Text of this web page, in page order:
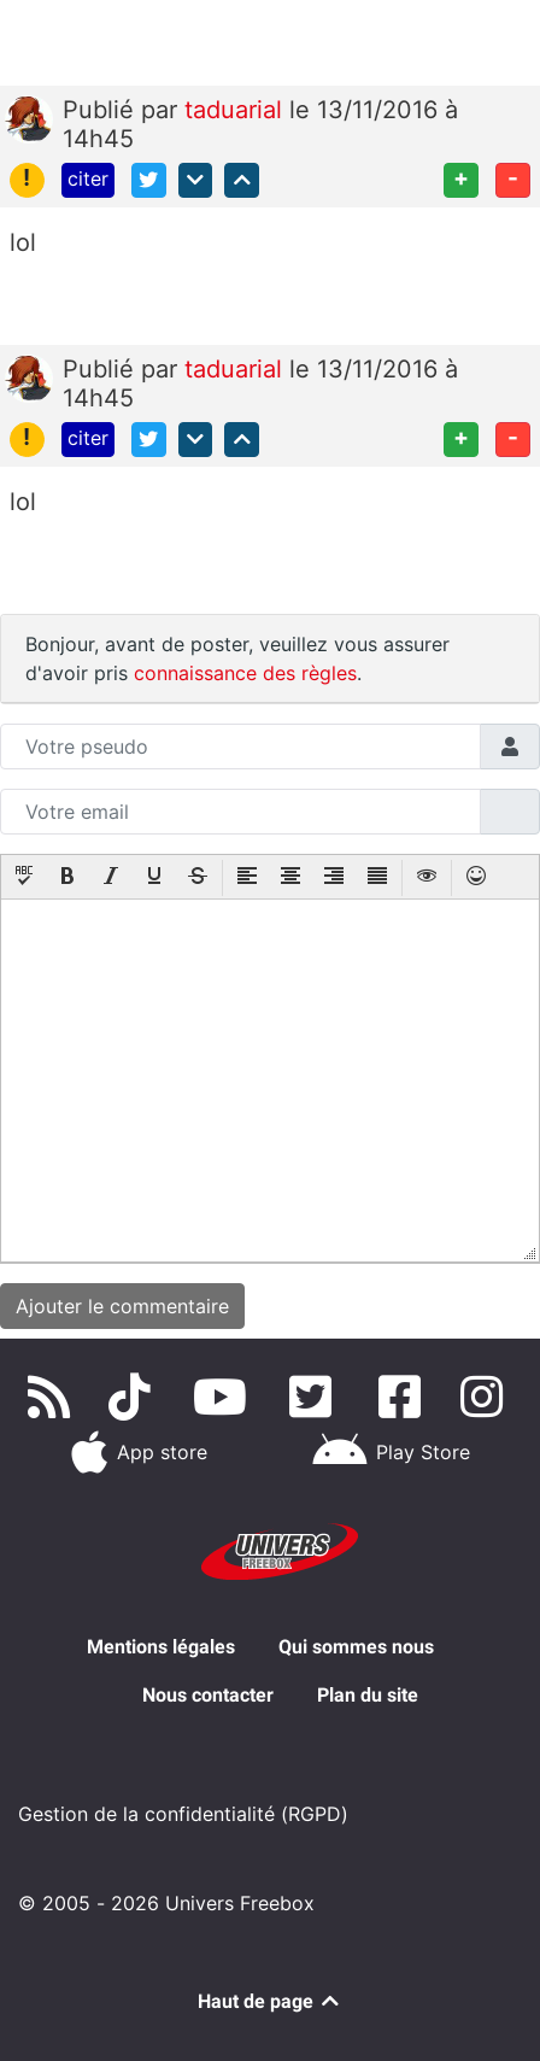
Publié par taduarial le 13/11/2016 à
14h45
!
citer + -
lol
Publié par taduarial le 13/11/2016 à
14h45
!
citer + -
lol
Bonjour, avant de poster, veuillez vous assurer
d'avoir pris connaissance des règles.
App store Play Store
Mentions légales Qui sommes nous
Nous contacter Plan du site
Gestion de la confidentialité (RGPD)
© 2005 - 2026 Univers Freebox
Haut de page